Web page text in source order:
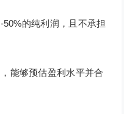
的纯利润，且不承担
能够预估盈利水平并合